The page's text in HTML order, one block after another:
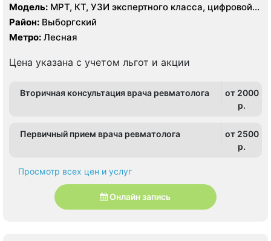
Модель: МРТ, КТ, УЗИ экспертного класса, цифровой
рентген
Район: Выборгский
Метро: Лесная
Цена указана с учетом льгот и акции
Вторичная консультация врача ревматолога
от 2000
p.
Первичный прием врача ревматолога
от 2500
p.
Просмотр всех цен и услуг
Онлайн запись